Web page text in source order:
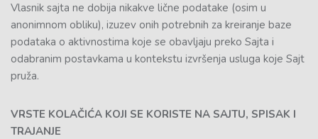
Vlasnik sajta ne dobija nikakve lične podatake (osim u
anonimnom obliku), izuzev onih potrebnih za kreiranje baze
podataka o aktivnostima koje se obavljaju preko Sajta i
odabranim postavkama u kontekstu izvršenja usluga koje Sajt
pruža.
VRSTE KOLAČIĆA KOJI SE KORISTE NA SAJTU, SPISAK I
TRAJANJE